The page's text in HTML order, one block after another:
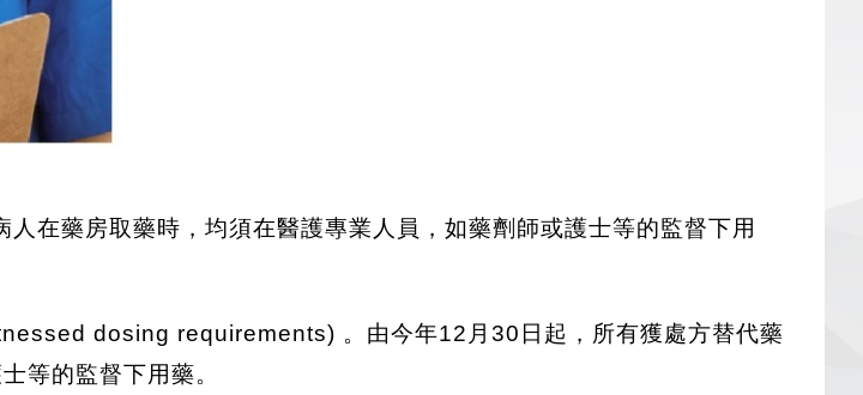
在藥房取藥時，均須在醫護專業人員，如藥劑師或護士等的監督下用
dosing requirements) 。由今年12月30日起，所有獲處方替代藥
等的監督下用藥。